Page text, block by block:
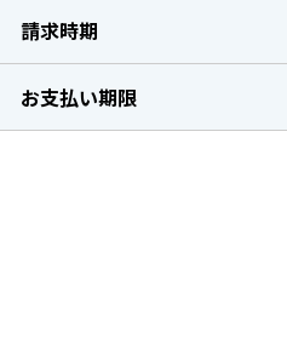
請求時期
お支払い期限